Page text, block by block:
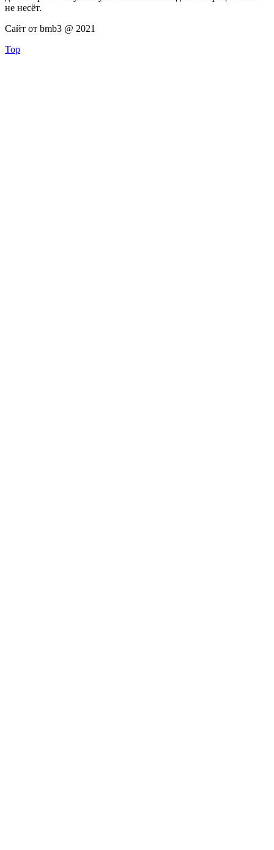
не несёт.
Сайт от bmb3 @ 2021
Top